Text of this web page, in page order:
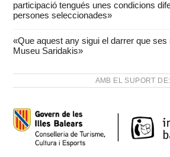
participació tengués unes condicions
persones seleccionades»
«Que aquest any sigui el darrer que
Museu Saridakis»
AMB EL SUPORT DE: